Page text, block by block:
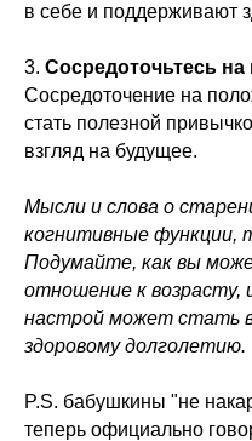
в себе и поддерживают
3. Сосредоточьтесь
Сосредоточение на
стать полезной
взгляд на будущее.
Мысли и слова о
когнитивные функции,
Подумайте, как вы
отношение к
настрой может стать
здоровому долголетию.
P.S. бабушкины "не
теперь официально